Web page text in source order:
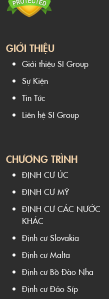
GIỚI THIỆU
Giới thiệu SI Group
Sự Kiện
Tin Tức
Liên hệ SI Group
CHƯƠNG TRÌNH
ĐỊNH CƯ ÚC
ĐỊNH CƯ MỸ
ĐỊNH CƯ CÁC NƯỚC
KHÁC
Định cư Slovakia
Định cư Malta
Định cư Bồ Đào Nha
Định cư Đảo Síp